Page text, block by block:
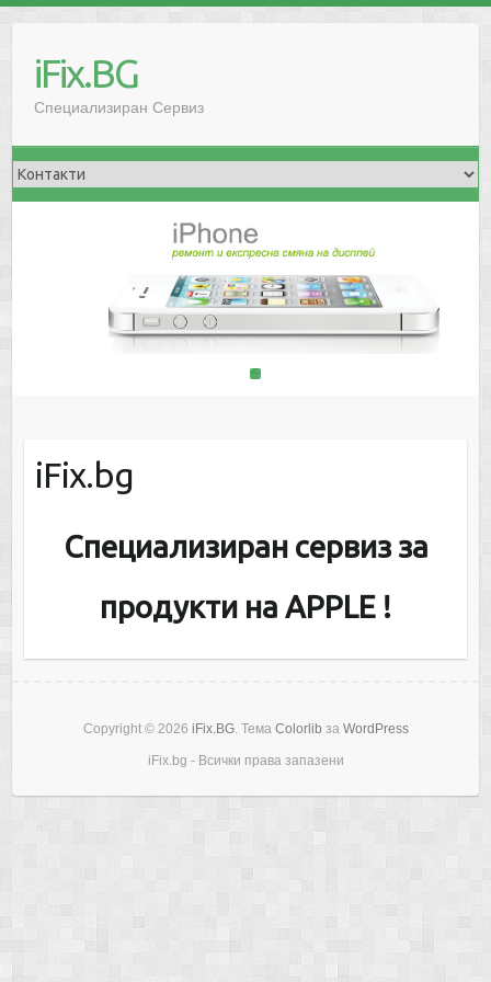
iFix.BG
Специализиран Сервиз
2
iFix.bg
Специализиран сервиз за
продукти на APPLE !
Copyright © 2026 iFix.BG. Тема Colorlib за WordPress
iFix.bg - Всички права запазени